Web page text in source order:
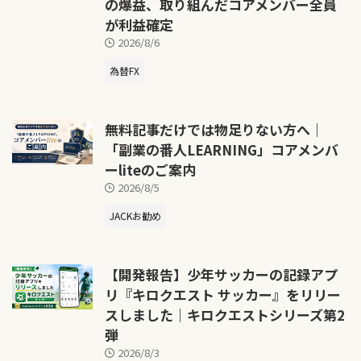
の爆益、取り組んだコアメンバー全員
が利益確定
2026/8/6
為替FX
無料記事だけでは物足りない方へ｜
「副業の番人LEARNING」コアメンバ
ーliteのご案内
2026/8/5
JACKお勧め
【開発報告】少年サッカーの記録アプ
リ『キロクエスト サッカー』をリリー
スしました｜キロクエストシリーズ第2
弾
2026/8/3